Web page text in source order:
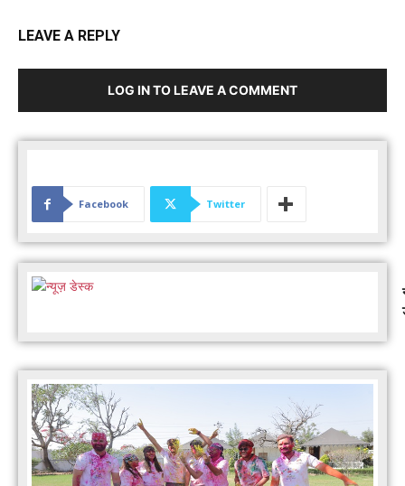
LEAVE A REPLY
LOG IN TO LEAVE A COMMENT
Facebook Twitter